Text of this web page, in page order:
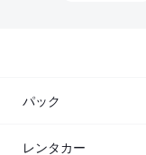
パック
レンタカー